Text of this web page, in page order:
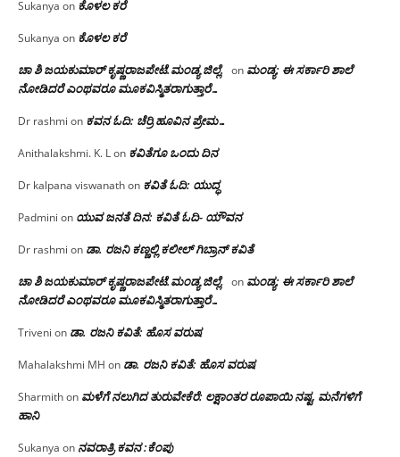
Sukanya on ಕೊಳಲ ಕರೆ
Sukanya on ಕೊಳಲ ಕರೆ
ಚಾ ಶಿ ಜಯಕುಮಾರ್ ಕೃಷ್ಣರಾಜಪೇಟೆ.ಮಂಡ್ಯ ಜಿಲ್ಲೆ. on ಮಂಡ್ಯ: ಈ ಸರ್ಕಾರಿ ಶಾಲೆ
ನೋಡಿದರೆ ಎಂಥವರೂ ಮೂಕವಿಸ್ಮಿತರಾಗುತ್ತಾರೆ…
Dr rashmi on ಕವನ ಓದಿ: ಚೆರ್ರಿ ಹೂವಿನ ಪ್ರೇಮ…
Anithalakshmi. K. Lon ಕವಿತೆಗೂ ಒಂದು ದಿನ
Dr kalpana viswanathon ಕವಿತೆ ಓದಿ: ಯುದ್ಧ
Padmini on ಯುವ ಜನತೆ ದಿನ: ಕವಿತೆ ಓದಿ- ಯೌವನ
Dr rashmi on ಡಾ. ರಜನಿ‌ ಕಣ್ಣಲ್ಲಿ ಕಲೀಲ್ ಗಿಬ್ರಾನ್ ಕವಿತೆ
ಚಾ ಶಿ ಜಯಕುಮಾರ್ ಕೃಷ್ಣರಾಜಪೇಟೆ.ಮಂಡ್ಯ ಜಿಲ್ಲೆ. on ಮಂಡ್ಯ: ಈ ಸರ್ಕಾರಿ ಶಾಲೆ
ನೋಡಿದರೆ ಎಂಥವರೂ ಮೂಕವಿಸ್ಮಿತರಾಗುತ್ತಾರೆ…
Triveni on ಡಾ. ರಜನಿ ಕವಿತೆ: ಹೊಸ ವರುಷ
Mahalakshmi MH on ಡಾ. ರಜನಿ ಕವಿತೆ: ಹೊಸ ವರುಷ
Sharmithon ಮಳೆಗೆ ನಲುಗಿದ ತುರುವೇಕೆರೆ: ಲಕ್ಷಾಂತರ ರೂಪಾಯಿ ನಷ್ಟ, ಮನೆಗಳಿಗೆ
ಹಾನಿ
Sukanya on ನವರಾತ್ರಿ ಕವನ :ಕೆಂಪು